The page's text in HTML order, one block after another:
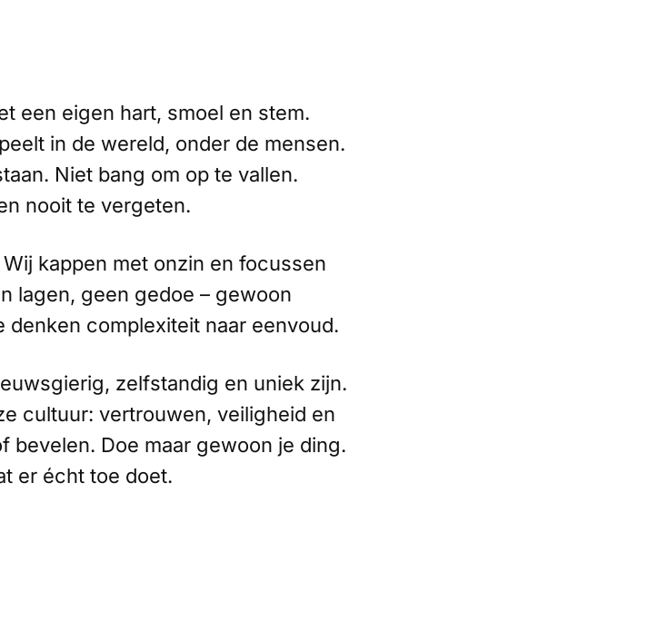
een eigen hart, smoel en stem.
in de wereld, onder de mensen.
Niet bang om op te vallen.
nooit te vergeten.
kappen met onzin en focussen
lagen, geen gedoe – gewoon
denken complexiteit naar eenvoud.
zelfstandig en uniek zijn.
cultuur: vertrouwen, veiligheid en
bevelen. Doe maar gewoon je ding.
er écht toe doet.